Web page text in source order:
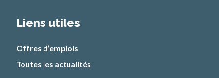
Liens utiles
Offres d’emplois
Toutes les actualités